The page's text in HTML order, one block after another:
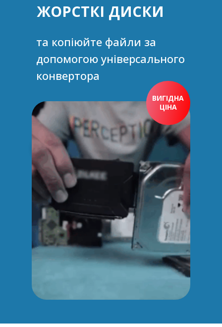
ПРИДБАТИ ЗАРАЗ
ЖОРСТКІ ДИСКИ
та копіюйте файли за
допомогою універсального
конвертора
ВИГІДНА
ЦІНА